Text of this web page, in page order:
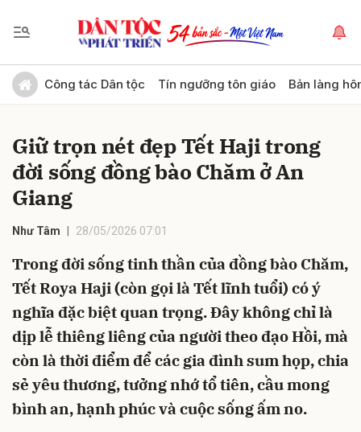
Công tác Dân tộc Tín ngưỡng tôn giáo Bản làng
Giữ trọn nét đẹp Tết Haji trong
đời sống đồng bào Chăm ở An
Giang
Như Tâm 28/05/2026 07:01
Trong đời sống tinh thần của đồng bào Chăm,
Tết Roya Haji (còn gọi là Tết lĩnh tuổi) có ý
nghĩa đặc biệt quan trọng. Đây không chỉ là
dịp lễ thiêng liêng của người theo đạo Hồi, mà
còn là thời điểm để các gia đình sum họp, chia
sẻ yêu thương, tưởng nhớ tổ tiên, cầu mong
bình an, hạnh phúc và cuộc sống ấm no.
Gửi bình luận